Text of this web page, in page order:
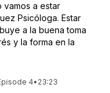
vamos a estar
Psicóloga. Estar
a la buena toma
y la forma en la
4• 23:23